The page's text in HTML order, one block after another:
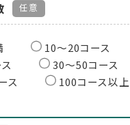
任意
10〜20コース
30〜50コース
ス
100コース以上